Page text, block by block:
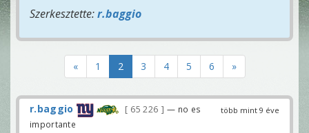
Szerkesztette:r.baggio
« 1 2 3 4 5 6 »
több mint 9 éve
r.baggio 65 226
— no es
importante